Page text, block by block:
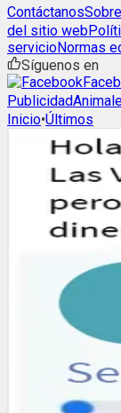
Contáctanos
del sitio web
servicioNormas
Síguenos en
Publicidad
Inicio•Últimos